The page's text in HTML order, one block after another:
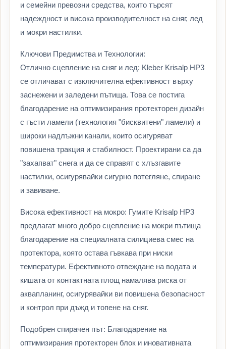
и семейни превозни средства, които търсят
надеждност и висока производителност на сняг, лед
и мокри настилки.
Ключови Предимства и Технологии:
Отлично сцепление на сняг и лед: Kleber Krisalp HP3
се отличават с изключителна ефективност върху
заснежени и заледени пътища. Това се постига
благодарение на оптимизирания протекторен дизайн
с гъсти ламели (технология "бисквитени" ламели) и
широки надлъжни канали, които осигуряват
повишена тракция и стабилност. Проектирани са да
"захапват" снега и да се справят с хлъзгавите
настилки, осигурявайки сигурно потегляне, спиране
и завиване.
Висока ефективност на мокро: Гумите Krisalp HP3
предлагат много добро сцепление на мокри пътища
благодарение на специалната силициева смес на
протектора, която остава гъвкава при ниски
температури. Ефективното отвеждане на водата и
кишата от контактната площ намалява риска от
аквапланинг, осигурявайки ви повишена безопасност
и контрол при дъжд и топене на сняг.
Подобрен спирачен път: Благодарение на
оптимизирания протекторен блок и иновативната